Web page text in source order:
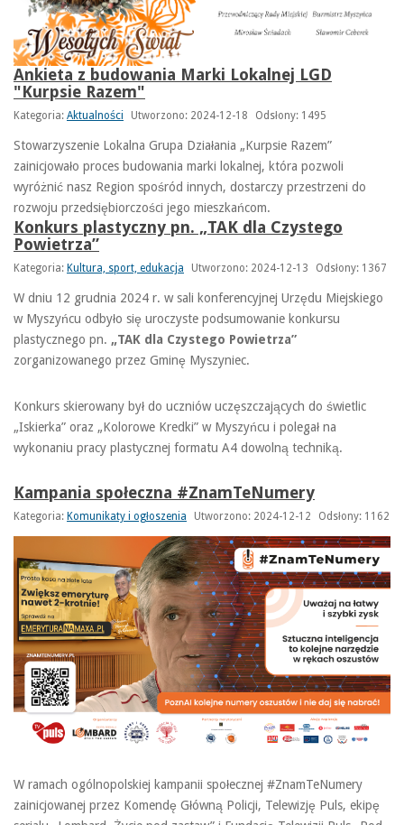
Ankieta z budowania Marki Lokalnej LGD
"Kurpsie Razem"
Kategoria: Aktualności Utworzono: 2024-12-18 Odsłony: 1495
Stowarzyszenie Lokalna Grupa Działania „Kurpsie Razem”
zainicjowało proces budowania marki lokalnej, która pozwoli
wyróżnić nasz Region spośród innych, dostarczy przestrzeni do
rozwoju przedsiębiorczości jego mieszkańcom.
Konkurs plastyczny pn. „TAK dla Czystego
Powietrza”
Kategoria: Kultura, sport, edukacja Utworzono: 2024-12-13 Odsłony: 1367
W dniu 12 grudnia 2024 r. w sali konferencyjnej Urzędu Miejskiego
w Myszyńcu odbyło się uroczyste podsumowanie konkursu
plastycznego pn. „TAK dla Czystego Powietrza”
zorganizowanego przez Gminę Myszyniec.
Konkurs skierowany był do uczniów uczęszczających do świetlic
„Iskierka” oraz „Kolorowe Kredki” w Myszyńcu i polegał na
wykonaniu pracy plastycznej formatu A4 dowolną techniką.
Kampania społeczna #ZnamTeNumery
Kategoria: Komunikaty i ogłoszenia Utworzono: 2024-12-12 Odsłony: 1162
W ramach ogólnopolskiej kampanii społecznej #ZnamTeNumery
zainicjowanej przez Komendę Główną Policji, Telewizję Puls, ekipę